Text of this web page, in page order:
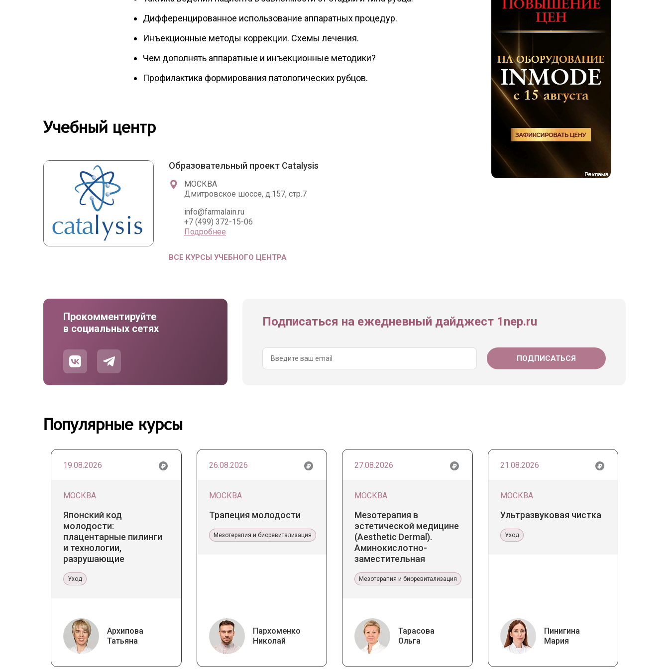
Дифференцированное использование аппаратных процедур.
Инъекционные методы коррекции. Схемы лечения.
Чем дополнять аппаратные и инъекционные методики?
Профилактика формирования патологических рубцов.
Учебный центр
Образовательный проект Catalysis
МОСКВА
Дмитровское шоссе, д.157, стр.7
info@farmalain.ru
+7 (499) 372-15-06
Подробнее
ВСЕ КУРСЫ УЧЕБНОГО ЦЕНТРА
Прокомментируйте
в социальных сетях
Подписаться на ежедневный дайджест 1nep.ru
Популярные курсы
19.08.2026
МОСКВА
Японский код
молодости:
плацентарные пилинги
и технологии,
разрушающие
Уход
Архипова
Татьяна
26.08.2026
МОСКВА
Трапеция молодости
Мезотерапия и биоревитализация
Пархоменко
Николай
27.08.2026
МОСКВА
Мезотерапия в
эстетической медицине
(Aesthetic Dermal).
Аминокислотно-
заместительная
Мезотерапия и биоревитализация
Тарасова
Ольга
21.08.2026
МОСКВА
Ультразвуковая чистка
Уход
Пинигина
Мария